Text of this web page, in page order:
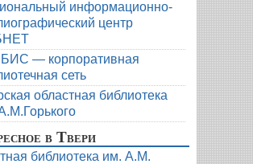
информационно-
центр
— корпоративная
сеть
областная библиотека
в Твери
библиотека им. А.М.